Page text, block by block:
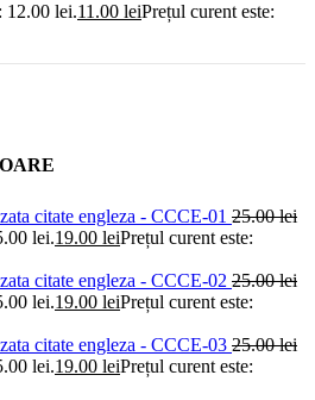
12.00 lei.11.00 leiPrețul curent este:
citate engleza - CCCE-01 25.00lei
lei.19.00 leiPrețul curent este:
citate engleza - CCCE-02 25.00lei
lei.19.00 leiPrețul curent este:
citate engleza - CCCE-03 25.00lei
lei.19.00 leiPrețul curent este: